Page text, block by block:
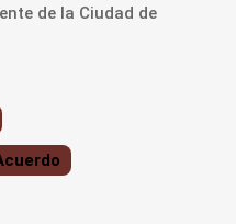
de la Ciudad de